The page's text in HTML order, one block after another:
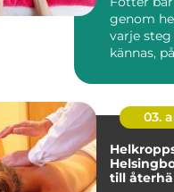
genom
varje
kännas,
03.
till